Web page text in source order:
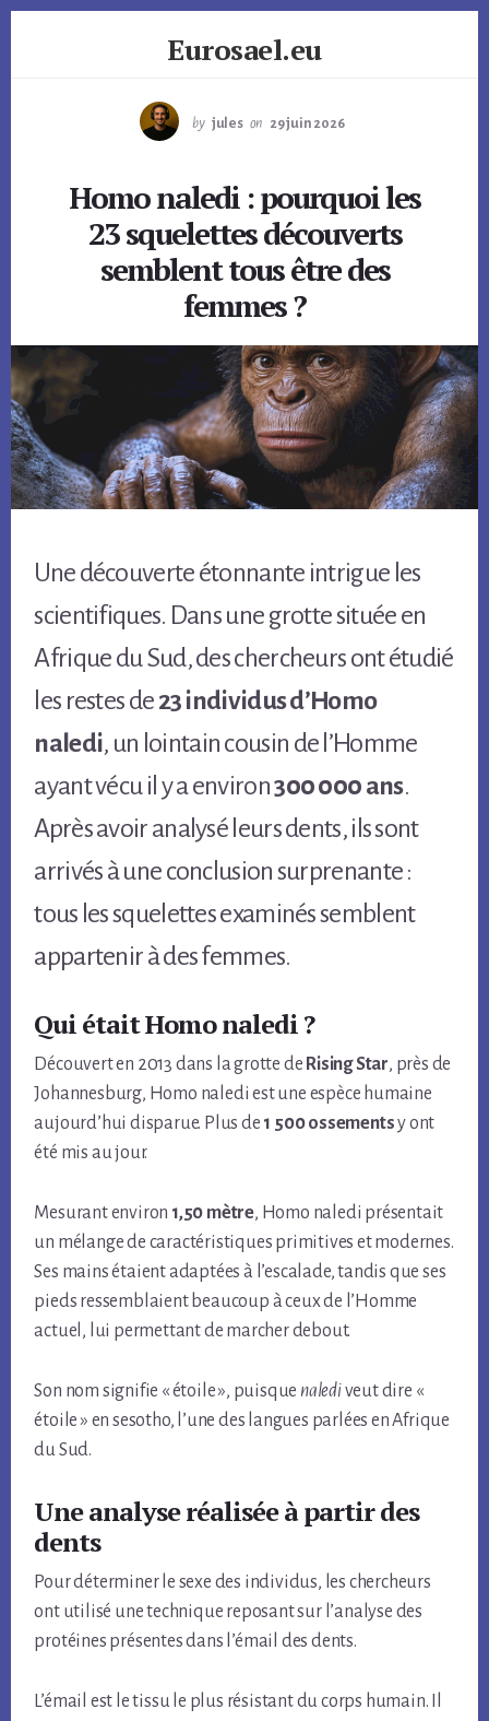
Eurosael.eu
by jules on 29 juin 2026
Homo naledi : pourquoi les
23 squelettes découverts
semblent tous être des
femmes ?
Une découverte étonnante intrigue les
scientifiques. Dans une grotte située en
Afrique du Sud, des chercheurs ont étudié
les restes de23 individus d’Homo
naledi, un lointain cousin de l’Homme
ayant vécu il y a environ300 000 ans.
Après avoir analysé leurs dents, ils sont
arrivés à une conclusion surprenante :
tous les squelettes examinés semblent
appartenir à des femmes.
Qui était Homo naledi ?
Découvert en 2013 dans la grotte de Rising Star, près de
Johannesburg, Homo naledi est une espèce humaine
aujourd’hui disparue. Plus de 1 500 ossementsy ont
été mis au jour.
Mesurant environ 1,50 mètre, Homo naledi présentait
un mélange de caractéristiques primitives et modernes.
Ses mains étaient adaptées à l’escalade, tandis que ses
pieds ressemblaient beaucoup à ceux de l’Homme
actuel, lui permettant de marcher debout.
Son nom signifie « étoile », puisque naledi veut dire «
étoile » en sesotho, l’une des langues parlées en Afrique
du Sud.
Une analyse réalisée à partir des
dents
Pour déterminer le sexe des individus, les chercheurs
ont utilisé une technique reposant sur l’analyse des
protéines présentes dans l’émail des dents.
L’émail est le tissu le plus résistant du corps humain. Il